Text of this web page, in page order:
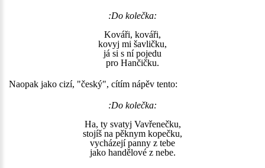
:Do kolečka:
Kováři, kováři,
kovyj mi šavličku,
já si s ní pojedu
pro Hančičku.
Naopak jako cizí, "český", cítím nápěv tento:
:Do kolečka:
Ha, ty svatyj Vavřenečku,
stojíš na pěknym kopečku,
vycházejí panny z tebe
jako handělové z nebe.